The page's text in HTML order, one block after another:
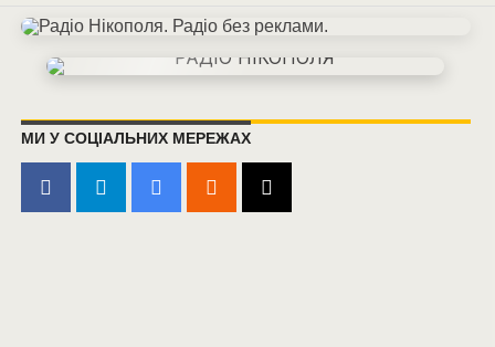
МИ У СОЦІАЛЬНИХ МЕРЕЖАХ